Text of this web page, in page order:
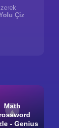
Çiz
Math
- Genius